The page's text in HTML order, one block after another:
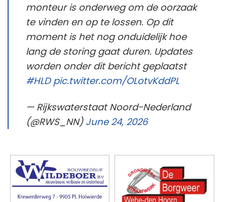
monteur is onderweg om de oorzaak
te vinden en op te lossen. Op dit
moment is het nog onduidelijk hoe
lang de storing gaat duren. Updates
worden onder dit bericht geplaatst
#HLD pic.twitter.com/OLotvKddPL
— Rijkswaterstaat Noord-Nederland
(@RWS_NN) June 24, 2026